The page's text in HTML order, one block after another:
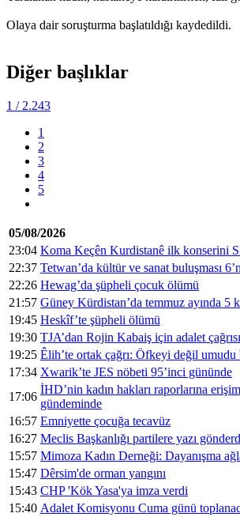
Olaya dair soruşturma başlatıldığı kaydedildi.
Diğer başlıklar
1 / 2.243
1
2
3
4
5
05/08/2026
23:04 Koma Keçên Kurdistanê ilk konserini
22:37 Tetwan’da kültür ve sanat buluşması
22:26 Hewag’da şüpheli çocuk ölümü
21:57 Güney Kürdistan’da temmuz ayında 5
19:45 Heskîf’te şüpheli ölümü
19:30 TJA’dan Rojin Kabaiş için adalet çağrısı
19:25 Êlih’te ortak çağrı: Öfkeyi değil
17:34 Xwarik’te JES nöbeti 95’inci gününde
17:06
İHD’nin kadın hakları raporlarına
gündeminde
16:57 Emniyette çocuğa tecavüz
16:27 Meclis Başkanlığı partilere yazı
15:57 Mimoza Kadın Derneği: Dayanışma
15:47 Dêrsim'de orman yangını
15:43 CHP 'Kök Yasa'ya imza verdi
15:40 Adalet Komisyonu Cuma günü